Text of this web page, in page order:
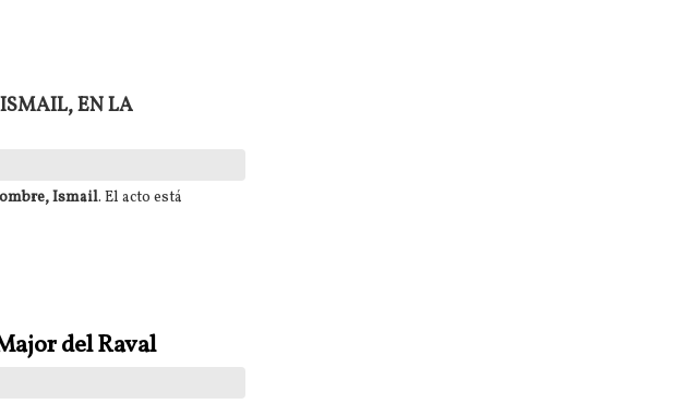
EN LA
Ismail. El acto está
del Raval